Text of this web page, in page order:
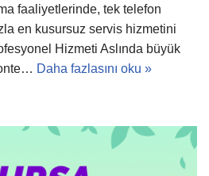
faaliyetlerinde, tek telefon
en kusursuz servis hizmetini
Hizmeti Aslında büyük
Daha fazlasını oku »